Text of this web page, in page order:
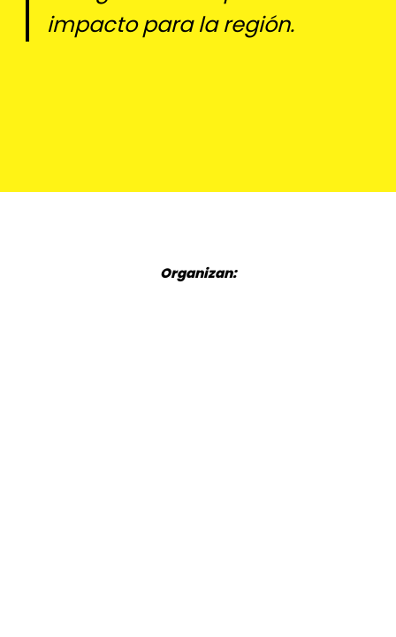
impacto para la región.
Organizan: